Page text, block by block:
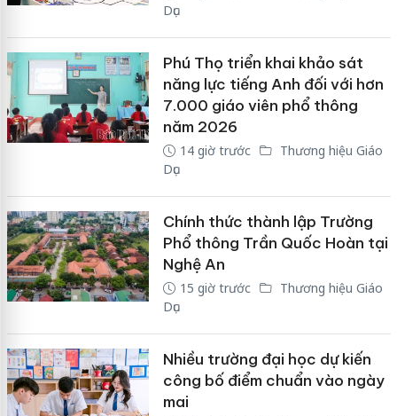
Dục
Phú Thọ triển khai khảo sát
năng lực tiếng Anh đối với hơn
7.000 giáo viên phổ thông
năm 2026
14 giờ trước
Thương hiệu Giáo
Dục
Chính thức thành lập Trường
Phổ thông Trần Quốc Hoàn tại
Nghệ An
15 giờ trước
Thương hiệu Giáo
Dục
Nhiều trường đại học dự kiến
công bố điểm chuẩn vào ngày
mai